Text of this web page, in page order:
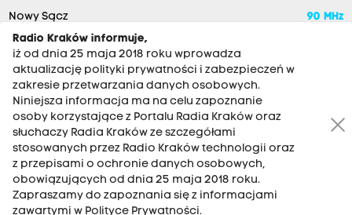
Nowy Sącz 90 MHz
RADIO KRAKÓW SA. Aleja Juliusza Słowackiego 22, 30-007
Kraków
Antena: 12 200 33 33
Radio Kraków informuje,
iż od dnia 25 maja 2018 roku wprowadza
aktualizację polityki prywatności i zabezpieczeń w
zakresie przetwarzania danych osobowych.
Niniejsza informacja ma na celu zapoznanie
osoby korzystające z Portalu Radia Kraków oraz
słuchaczy Radia Kraków ze szczegółami
stosowanych przez Radio Kraków technologii oraz
z przepisami o ochronie danych osobowych,
obowiązujących od dnia 25 maja 2018 roku.
Zapraszamy do zapoznania się z informacjami
zawartymi w Polityce Prywatności.